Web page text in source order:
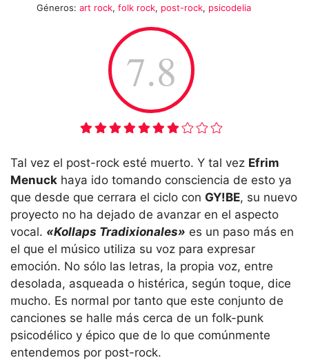
Géneros: art rock, folk rock, post-rock, psicodelia
7.8
Tal vez el post-rock esté muerto. Y tal vez Efrim
Menuck haya ido tomando consciencia de esto ya
que desde que cerrara el ciclo con GY!BE, su nuevo
proyecto no ha dejado de avanzar en el aspecto
vocal. «Kollaps Tradixionales» es un paso más en
el que el músico utiliza su voz para expresar
emoción. No sólo las letras, la propia voz, entre
desolada, asqueada o histérica, según toque, dice
mucho. Es normal por tanto que este conjunto de
canciones se halle más cerca de un folk-punk
psicodélico y épico que de lo que comúnmente
entendemos por post-rock.